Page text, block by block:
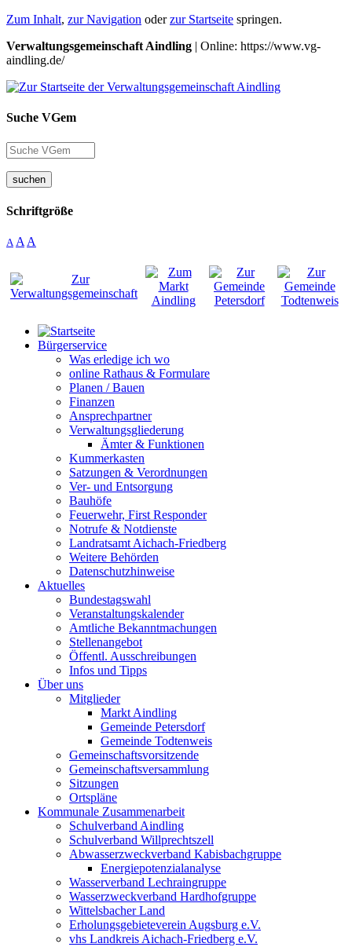
Zum Inhalt, zur Navigation oderzur Startseite springen.
Verwaltungsgemeinschaft Aindling | Online: https://www.vg-
aindling.de/
Suche VGem
suchen
Schriftgröße
A A A
Bürgerservice
Was erledige ich wo
online Rathaus & Formulare
Planen / Bauen
Finanzen
Ansprechpartner
Verwaltungsgliederung
Ämter & Funktionen
Kummerkasten
Satzungen & Verordnungen
Ver- und Entsorgung
Bauhöfe
Feuerwehr, First Responder
Notrufe & Notdienste
Landratsamt Aichach-Friedberg
Weitere Behörden
Datenschutzhinweise
Aktuelles
Bundestagswahl
Veranstaltungskalender
Amtliche Bekanntmachungen
Stellenangebot
Öffentl. Ausschreibungen
Infos und Tipps
Über uns
Mitglieder
Markt Aindling
Gemeinde Petersdorf
Gemeinde Todtenweis
Gemeinschaftsvorsitzende
Gemeinschaftsversammlung
Sitzungen
Ortspläne
Kommunale Zusammenarbeit
Schulverband Aindling
Schulverband Willprechtszell
Abwasserzweckverband Kabisbachgruppe
Energiepotenzialanalyse
Wasserverband Lechraingruppe
Wasserzweckverband Hardhofgruppe
Wittelsbacher Land
Erholungsgebieteverein Augsburg e.V.
vhs Landkreis Aichach-Friedberg e.V.